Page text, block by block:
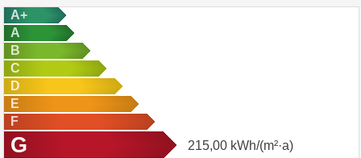
A+
A
B
C
D
E
F
G 215,00 kWh/(m²·a)